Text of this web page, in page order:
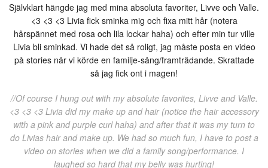
Självklart hängde jag med mina absoluta favoriter, Livve och Valle.
<3 <3 <3 Livia fick sminka mig och fixa mitt hår (notera
hårspännet med rosa och lila lockar haha) och efter min tur ville
Livia bli sminkad. Vi hade det så roligt, jag måste posta en video
på stories när vi körde en familje-sång/framträdande. Skrattade
så jag fick ont i magen!
//Of course I hung out with my absolute favorites, Livve and Valle.
<3 <3 <3 Livia did my make up and hair (notice the hair accessory
with a pink and purple curl haha) and after that it was my turn to
do Livias hair and make up. We had so much fun, I have to post a
video on stories when we did a family song/performance. I
laughed so hard that my belly was hurting!